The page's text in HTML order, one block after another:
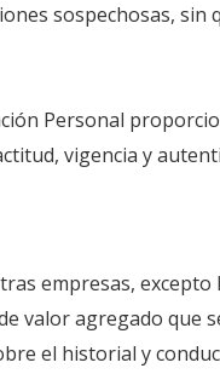
sospechosas,
Personal
vigencia y
empresas,
valor agregado que
el historial y